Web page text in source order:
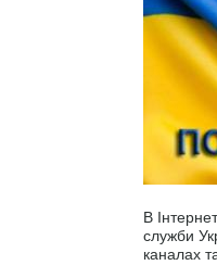
В
служби
каналах